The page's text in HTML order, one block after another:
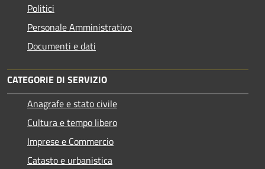
Politici
Personale Amministrativo
Documenti e dati
CATEGORIE DI SERVIZIO
Anagrafe e stato civile
Cultura e tempo libero
Imprese e Commercio
Catasto e urbanistica